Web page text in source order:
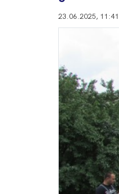
23.06.2025,